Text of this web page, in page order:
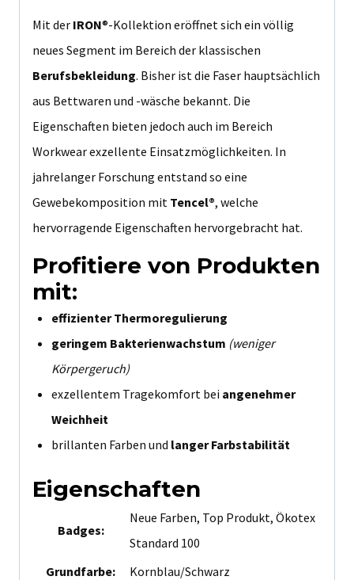
Mit der IRON®-Kollektion eröffnet sich ein völlig
neues Segment im Bereich der klassischen
Berufsbekleidung. Bisher ist die Faser hauptsächlich
aus Bettwaren und -wäsche bekannt. Die
Eigenschaften bieten jedoch auch im Bereich
Workwear exzellente Einsatzmöglichkeiten. In
jahrelanger Forschung entstand so eine
Gewebekomposition mit Tencel®, welche
hervorragende Eigenschaften hervorgebracht hat.
Profitiere von Produkten
mit:
effizienter Thermoregulierung
geringem Bakterienwachstum (weniger
Körpergeruch)
exzellentem Tragekomfort bei angenehmer
Weichheit
brillanten Farben und langer Farbstabilität
Eigenschaften
Badges:
Neue Farben, Top Produkt, Ökotex
Standard 100
Grundfarbe:
Kornblau/Schwarz